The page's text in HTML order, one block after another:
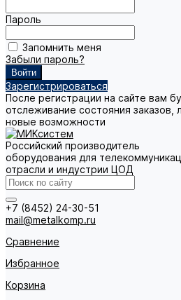
Пароль
Запомнить меня
Забыли пароль?
Зарегистрироваться
После регистрации на сайте вам
отслеживание состояния заказов,
новые возможности
Российский производитель
оборудования для
отрасли и индустрии ЦОД
+7 (8452) 24-30-51
mail@metalkomp.ru
Сравнение
Избранное
Корзина